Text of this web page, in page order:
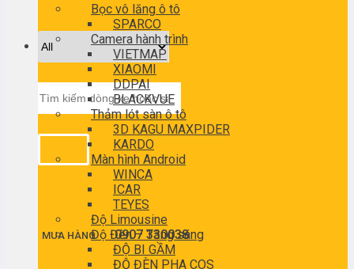
kiếm:
MUA HÀNG0907 330038
Bọc vô lăng ô tô
SPARCO
Camera hành trình
VIETMAP
XIAOMI
DDPAI
BLACKVUE
Thảm lót sàn ô tô
3D KAGU MAXPIDER
KARDO
Màn hình Android
WINCA
ICAR
TEYES
Độ Limousine
Độ Đèn – Tăng sáng
ĐỘ BI GẦM
ĐỘ ĐÈN PHA COS